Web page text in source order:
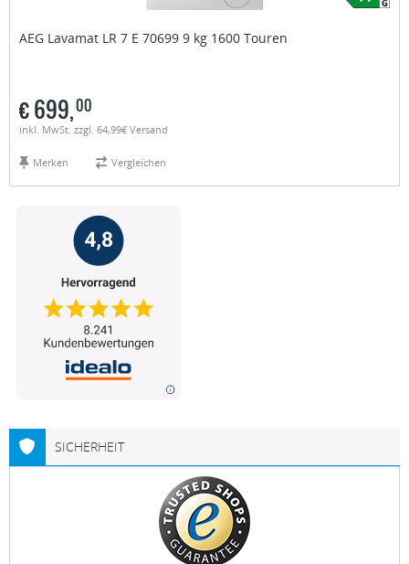
AEG Lavamat LR 7 E 70699 9 kg 1600 Touren
€699,00
inkl. MwSt. zzgl. 64,99€ Versand
Merken Vergleichen
SICHERHEIT